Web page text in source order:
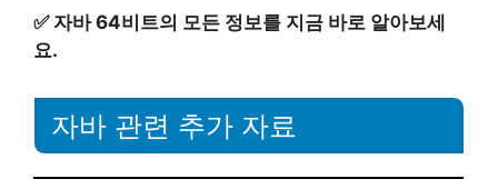
✅ 자바 64비트의 모든 정보를 지금 바로 알아보세
요.
자바 관련 추가 자료